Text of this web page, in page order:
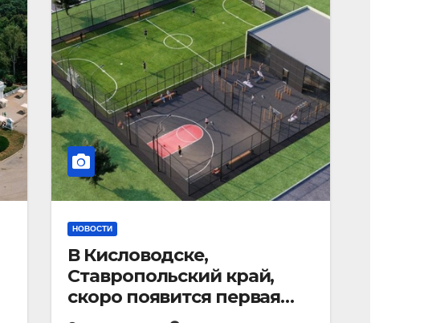
НОВОСТИ
В Кисловодске,
Ставропольский край,
скоро появится первая
«умная площадка».